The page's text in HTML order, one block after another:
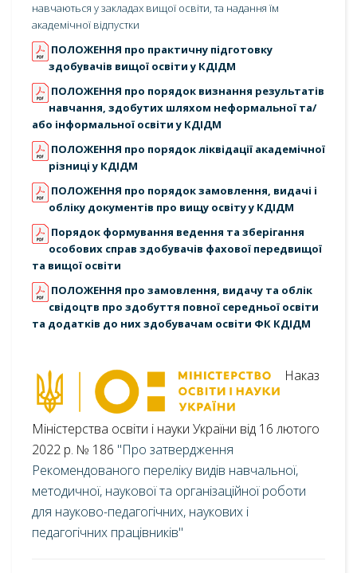
навчаються у закладах вищої освіти, та надання їм
академічної відпустки
ПОЛОЖЕННЯ про практичну підготовку
здобувачів вищої освіти у КДІДМ
ПОЛОЖЕННЯ про порядок визнання результатів
навчання, здобутих шляхом неформальної та/
або інформальної освіти у КДІДМ
ПОЛОЖЕННЯ про порядок ліквідації академічної
різниці у КДІДМ
ПОЛОЖЕННЯ про порядок замовлення, видачі і
обліку документів про вищу освіту у КДІДМ
Порядок формування ведення та зберігання
особових справ здобувачів фахової передвищої
та вищої освіти
ПОЛОЖЕННЯ про замовлення, видачу та облік
свідоцтв про здобуття повної середньої освіти
та додатків до них здобувачам освіти ФК КДІДМ
Наказ
Міністерства освіти і науки України від 16 лютого
2022 р. № 186 "Про затвердження
Рекомендованого переліку видів навчальної,
методичної, наукової та організаційної роботи
для науково-педагогічних, наукових і
педагогічних працівників"